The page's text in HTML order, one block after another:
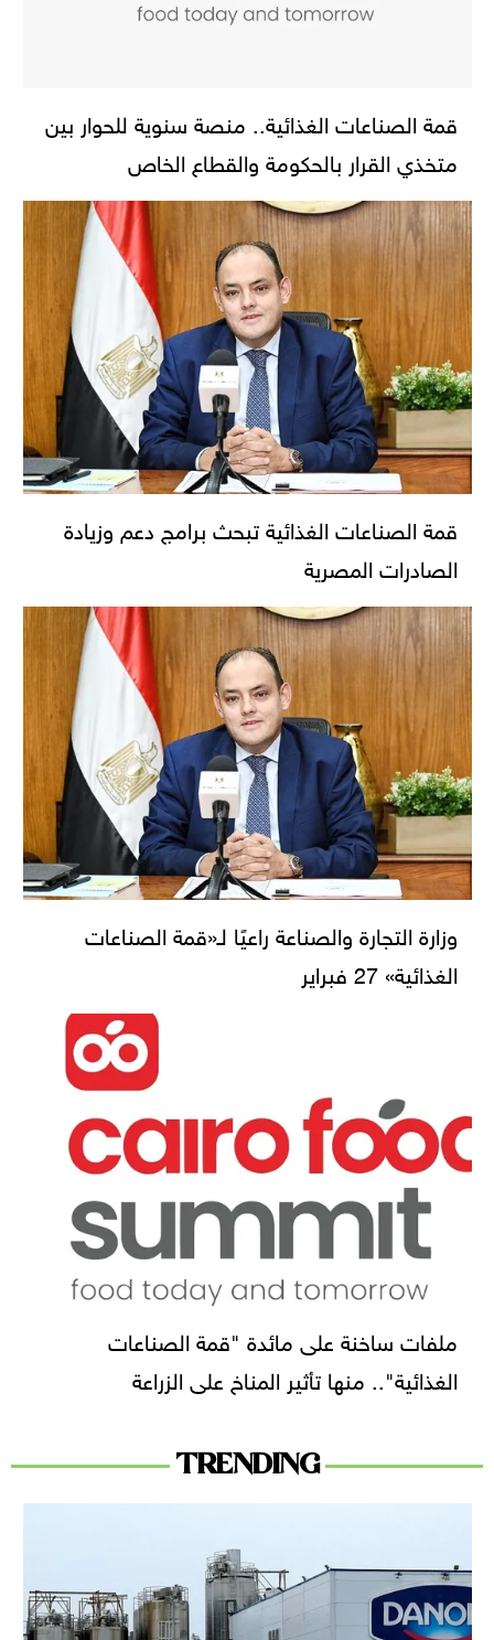
قمة الصناعات الغذائية.. منصة سنوية للحوار بين
متخذي القرار بالحكومة والقطاع الخاص
قمة الصناعات الغذائية تبحث برامج دعم وزيادة
الصادرات المصرية
وزارة التجارة والصناعة راعيًا لـ«قمة الصناعات
الغذائية» 27 فبراير
ملفات ساخنة على مائدة "قمة الصناعات
الغذائية".. منها تأثير المناخ على الزراعة
TRENDING